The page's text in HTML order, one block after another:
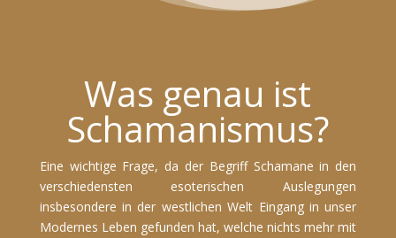
Was genau ist
Schamanismus?
Eine wichtige Frage, da der Begriff Schamane in den
verschiedensten esoterischen Auslegungen
insbesondere in der westlichen Welt Eingang in unser
Modernes Leben gefunden hat, welche nichts mehr mit